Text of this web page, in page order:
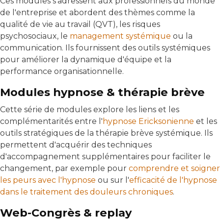
de l'entreprise et abordent des thèmes comme la
qualité de vie au travail (QVT), les risques
psychosociaux, le management systémique ou la
communication. Ils fournissent des outils systémiques
pour améliorer la dynamique d'équipe et la
performance organisationnelle.
Modules hypnose & thérapie brève
Cette série de modules explore les liens et les
complémentarités entre l' hypnose Ericksonienne et les
outils stratégiques de la thérapie brève systémique. Ils
permettent d'acquérir des techniques
d'accompagnement supplémentaires pour faciliter le
changement, par exemple pour comprendre et soigner
les peurs avec l'hypnose ou sur l'efficacité de l'hypnose
dans le traitement des douleurs chroniques.
Web-Congrès & replay